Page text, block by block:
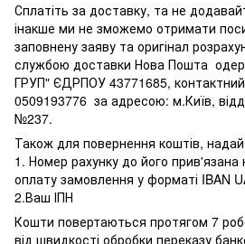
Сплатіть за доставку, та не
інакше ми не зможемо отримати
заповнену заяву та оригінал
службою доставки Нова Пошта
ГРУП" ЄДРПОУ 43771685,
0509193776 за адресою: м.Київ,
№237.
Також для повернення коштів,
1. Номер рахунку до його
оплату замовлення у форматі IBAN
2.Ваш ІПН
Кошти повертаються протягом 7
від швидкості обробки переказу